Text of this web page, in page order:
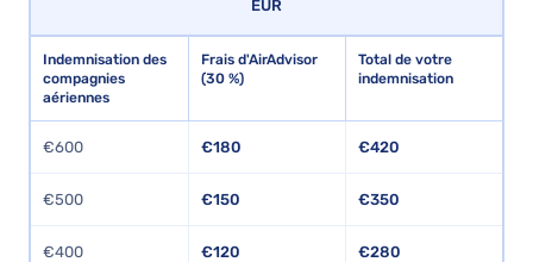
EUR
Indemnisation des
compagnies
aériennes
Frais d'AirAdvisor
(30 %)
Total de votre
indemnisation
€600 €180 €420
€500 €150 €350
€400 €120 €280